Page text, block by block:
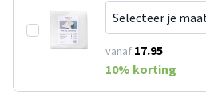
vanaf 17.95
10% korting